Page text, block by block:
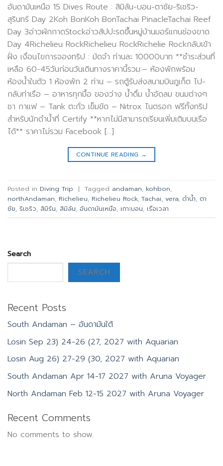
อันดามันเหนือ 15 Dives Route : สิมิลัน-บอน-ตาชัย-ริเชริว-
สุรินทร์ Day 2Koh BonKoh BonTachai PinacleTachai Reef
Day 3อ่าวผักกาดStockอ่าวสัปปะรดขึ้นหมู่บ้านมอร์แกนช่องขาด
Day 4Richelieu RockRichelieu RockRichelie Rockกลับเข้า
ฝั่ง เงื่อนไขการจองทริป : มัดจำ ท่านละ 10000บาท **ชำระส่วนที่
เหลือ 60-45วันก่อนวันเดินทางราคานี้รวม:– ห้องพักพร้อม
ห้องน้ำในตัว 1 ห้องพัก 2 ท่าน – รถตู้รับส่งสนามบินภูเก็ต ไป-
กลับท่าเรือ – อาหารทุกมื้อ ของว่าง น้ำดื่ม น้ำอัดลม ขนมต่างๆ
ชา กาแฟ – Tank ตะกั่ว เข็มขัด – Nitrox ไนตรอก ฟรีทั้งทริป
สำหรับนักดำน้ำที่ Certify **หากไม่มีสามารถเรียนเพิ่มเติมบนเรือ
ได้** ราคาไม่รวม Facebook […]
CONTINUE READING →
Posted in Diving Trip | Tagged andaman, kohbon,
northAndaman, Richelieu, Richelieu Rock, Tachai, vera, ดำน้ำ, ตา
ชัย, ริเชริว, สิมิรัน, สิมิลัน, อันดามันเหนือ, เกาะบอน, เรือเวลา
Search
SEARCH
Recent Posts
South Andaman – อันดามันใต้
Losin Sep 23) 24-26 (27, 2027 with Aquarian
Losin Aug 26) 27-29 (30, 2027 with Aquarian
South Andaman Apr 14-17 2027 with Aruna Voyager
North Andaman Feb 12-15 2027 with Aruna Voyager
Recent Comments
No comments to show.